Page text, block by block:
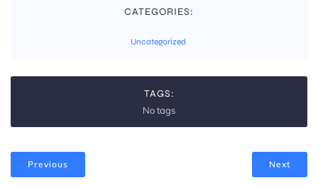
CATEGORIES:
Uncategorized
TAGS:
No tags
Previous Next